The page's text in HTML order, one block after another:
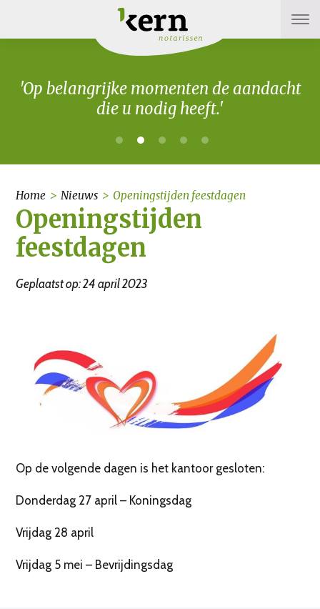
'Op belangrijke momenten de aandacht
die u nodig heeft.'
Home > Nieuws > Openingstijden feestdagen
Openingstijden
feestdagen
Geplaatst op: 24 april 2023
Op de volgende dagen is het kantoor gesloten:
Donderdag 27 april – Koningsdag
Vrijdag 28 april
Vrijdag 5 mei – Bevrijdingsdag